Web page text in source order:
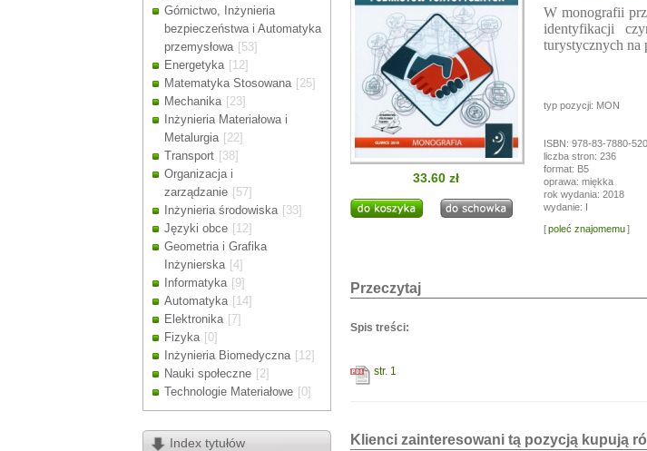
Drodzy Klienci!
Ze względu na przerwę wakacyjną, w dniach od
zamówienia mogą być realizowane z
Dziękujemy za wyrozumiałość.
Górnictwo, Inżynieria
bezpieczeństwa i Automatyka
przemysłowa [53]
Energetyka [12]
Matematyka Stosowana [25]
Mechanika [23]
Inżynieria Materiałowa i
Metalurgia [22]
Transport [38]
Organizacja i
zarządzanie [57]
Inżynieria środowiska [33]
Języki obce [12]
Geometria i Grafika
Inżynierska [4]
Informatyka [9]
Automatyka [14]
Elektronika [7]
Fizyka [0]
Inżynieria Biomedyczna [12]
Nauki społeczne [2]
Technologie Materiałowe [0]
Index tytułów
33.60 zł
W monografii
identyfikacji
turystycznych na
typ pozycji: MON
ISBN: 978-83-7880-
liczba stron: 236
format: B5
oprawa: miękka
rok wydania: 2018
wydanie: I
[ poleć znajomemu ]
Przeczytaj
Spis treści:
str. 1
Klienci zainteresowani tą pozycją kupują